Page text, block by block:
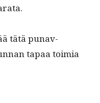
tätä punav­
tapaa toimia